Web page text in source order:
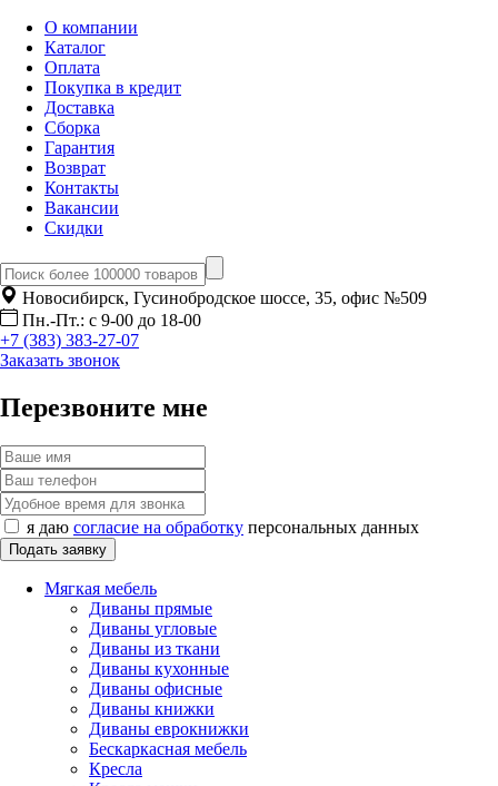
О компании
Каталог
Оплата
Покупка в кредит
Доставка
Сборка
Гарантия
Возврат
Контакты
Вакансии
Скидки
Новосибирск, Гусинобродское шоссе, 35, офис №509
Пн.-Пт.: с 9-00 до 18-00
+7 (383) 383-27-07
Заказать звонок
Перезвоните мне
я даю согласие на обработку персональных данных
Мягкая мебель
Диваны прямые
Диваны угловые
Диваны из ткани
Диваны кухонные
Диваны офисные
Диваны книжки
Диваны еврокнижки
Бескаркасная мебель
Кресла